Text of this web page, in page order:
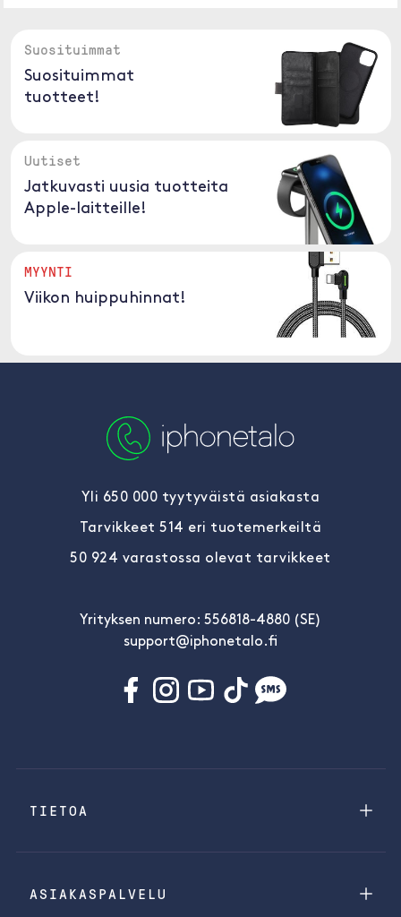
Suosituimmat
Suosituimmat
tuotteet!
Uutiset
Jatkuvasti uusia tuotteita
Apple-laitteille!
MYYNTI
Viikon huippuhinnat!
Yli 650 000 tyytyväistä asiakasta
Tarvikkeet 514 eri tuotemerkeiltä
50 924 varastossa olevat tarvikkeet
Yrityksen numero: 556818-4880 (SE)
support@iphonetalo.fi
TIETOA
ASIAKASPALVELU